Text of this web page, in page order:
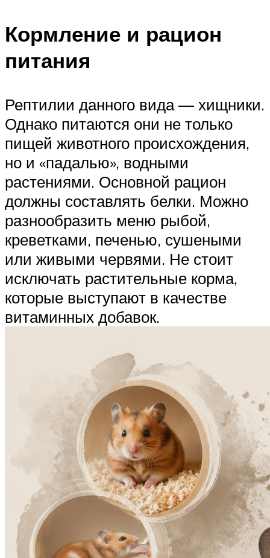
Кормление и рацион
питания
Рептилии данного вида — хищники.
Однако питаются они не только
пищей животного происхождения,
но и «падалью», водными
растениями. Основной рацион
должны составлять белки. Можно
разнообразить меню рыбой,
креветками, печенью, сушеными
или живыми червями. Не стоит
исключать растительные корма,
которые выступают в качестве
витаминных добавок.